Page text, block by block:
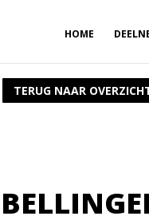
HOME
TERUG NAAR